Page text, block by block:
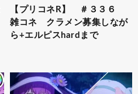
【プリコネR】 ＃３３６
雑コネ クラメン募集しなが
ら+エルピスhardまで